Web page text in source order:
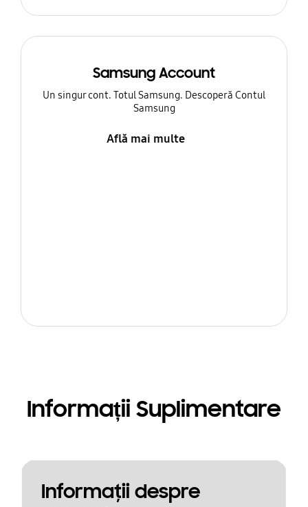
Samsung Account
Un singur cont. Totul Samsung. Descoperă Contul
Samsung
Află mai multe
Informații Suplimentare
Informaţii despre